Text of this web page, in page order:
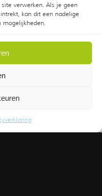
verwerken. Als je geen
kan dit een nadelige
mogelijkheden.